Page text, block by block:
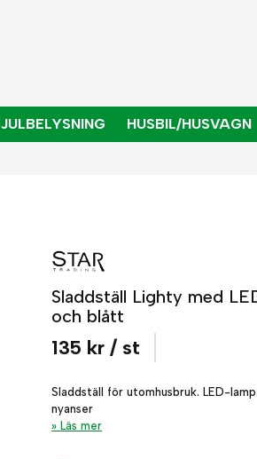
JULBELYSNING HUSBIL/HUSVAGN
Sladdställ Lighty med
och blått
135 kr / st
Sladdställ för utomhusbruk. LED-
nyanser
Läs mer